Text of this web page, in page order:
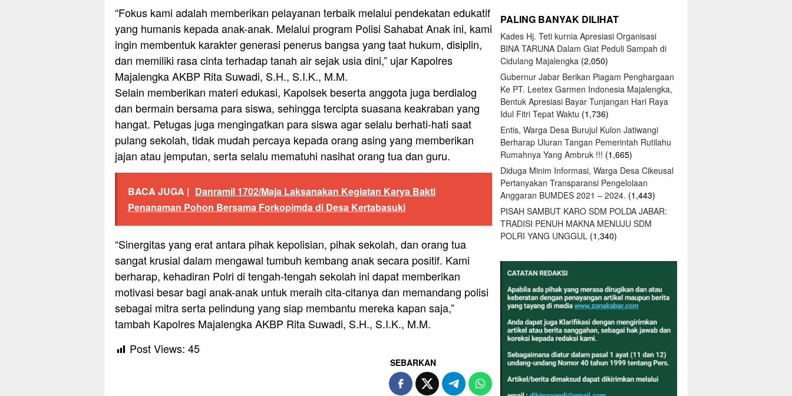
“Fokus kami adalah memberikan pelayanan terbaik melalui pendekatan edukatif
yang humanis kepada anak-anak. Melalui program Polisi Sahabat Anak ini, kami
ingin membentuk karakter generasi penerus bangsa yang taat hukum, disiplin,
dan memiliki rasa cinta terhadap tanah air sejak usia dini,” ujar Kapolres
Majalengka AKBP Rita Suwadi, S.H., S.I.K., M.M.
Selain memberikan materi edukasi, Kapolsek beserta anggota juga berdialog
dan bermain bersama para siswa, sehingga tercipta suasana keakraban yang
hangat. Petugas juga mengingatkan para siswa agar selalu berhati-hati saat
pulang sekolah, tidak mudah percaya kepada orang asing yang memberikan
jajan atau jemputan, serta selalu mematuhi nasihat orang tua dan guru.
BACA JUGA | Danramil 1702/Maja Laksanakan Kegiatan Karya Bakti
Penanaman Pohon Bersama Forkopimda di Desa Kertabasuki
“Sinergitas yang erat antara pihak kepolisian, pihak sekolah, dan orang tua
sangat krusial dalam mengawal tumbuh kembang anak secara positif. Kami
berharap, kehadiran Polri di tengah-tengah sekolah ini dapat memberikan
motivasi besar bagi anak-anak untuk meraih cita-citanya dan memandang polisi
sebagai mitra serta pelindung yang siap membantu mereka kapan saja,”
tambah Kapolres Majalengka AKBP Rita Suwadi, S.H., S.I.K., M.M.
Post Views: 45
SEBARKAN
PALING BANYAK DILIHAT
Kades Hj. Teti kurnia Apresiasi Organisasi
BINA TARUNA Dalam Giat Peduli Sampah di
Cidulang Majalengka (2,050)
Gubernur Jabar Berikan Piagam Penghargaan
Ke PT. Leetex Garmen Indonesia Majalengka,
Bentuk Apresiasi Bayar Tunjangan Hari Raya
Idul Fitri Tepat Waktu (1,736)
Entis, Warga Desa Burujul Kulon Jatiwangi
Berharap Uluran Tangan Pemerintah Rutilahu
Rumahnya Yang Ambruk !!! (1,665)
Diduga Minim Informasi, Warga Desa Cikeusal
Pertanyakan Transparansi Pengelolaan
Anggaran BUMDES 2021 – 2024. (1,443)
PISAH SAMBUT KARO SDM POLDA JABAR:
TRADISI PENUH MAKNA MENUJU SDM
POLRI YANG UNGGUL (1,340)